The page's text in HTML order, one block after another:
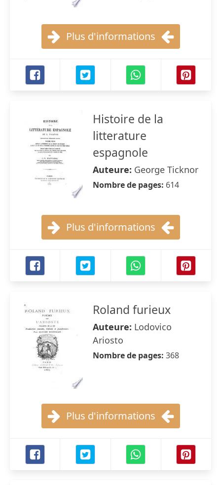
Plus d'informations
Histoire de la
litterature
espagnole
Auteure: George Ticknor
Nombre de pages: 614
Plus d'informations
Roland furieux
Auteure: Lodovico
Ariosto
Nombre de pages: 368
Plus d'informations